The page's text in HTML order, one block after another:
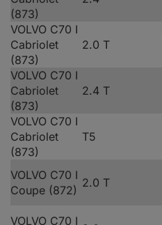
(873)
VOLVO C70 I
Cabriolet
(873)
2.0 T
VOLVO C70 I
Cabriolet
(873)
2.4 T
VOLVO C70 I
Cabriolet
(873)
T5
VOLVO C70 I
Coupe (872)
2.0 T
VOLVO C70 I